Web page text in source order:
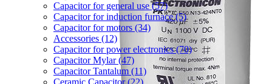
Capacitor for general use (57)
Capacitor for induction furnace (5)
Capacitor for motors (34)
Accessories (12)
Capacitor for power electronics (70)
Capacitor Mylar (47)
Capacitor Tantalum (11)
Ceramic Capacitor (22)